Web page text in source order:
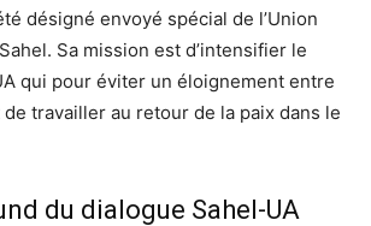
désigné envoyé spécial de l’Union
Sa mission est d’intensifier le
qui pour éviter un éloignement entre
travailler au retour de la paix dans le
du dialogue Sahel-UA